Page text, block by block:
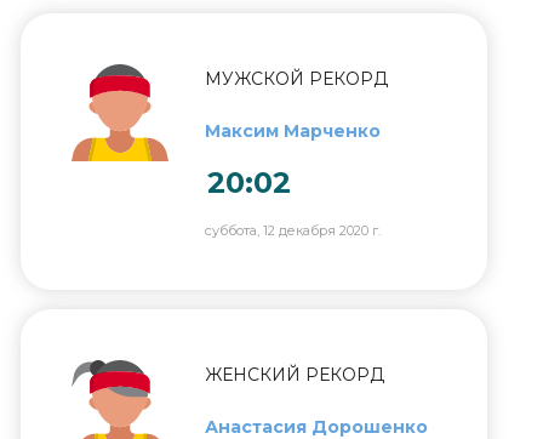
МУЖСКОЙ РЕКОРД
Максим Марченко
20:02
суббота, 12 декабря 2020 г.
ЖЕНСКИЙ РЕКОРД
Анастасия Дорошенко